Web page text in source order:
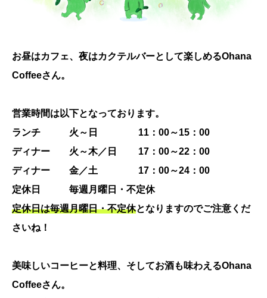
お昼はカフェ、夜はカクテルバーとして楽しめるOhana
Coffeeさん。
営業時間は以下となっております。
ランチ 火～日 11：00～15：00
ディナー 火～木／日 17：00～22：00
ディナー 金／土 17：00～24：00
定休日 毎週月曜日・不定休
定休日は毎週月曜日・不定休となりますのでご注意くだ
さいね！
美味しいコーヒーと料理、そしてお酒も味わえるOhana
Coffeeさん。